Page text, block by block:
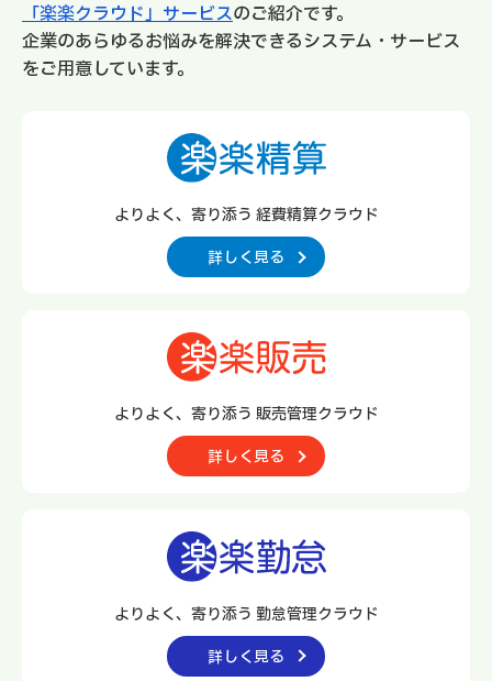
「楽楽クラウド」サービスのご紹介です。
企業のあらゆるお悩みを解決できるシステム・サービス
をご用意しています。
よりよく、寄り添う 経費精算クラウド
詳しく見る
よりよく、寄り添う 販売管理クラウド
詳しく見る
よりよく、寄り添う 勤怠管理クラウド
詳しく見る